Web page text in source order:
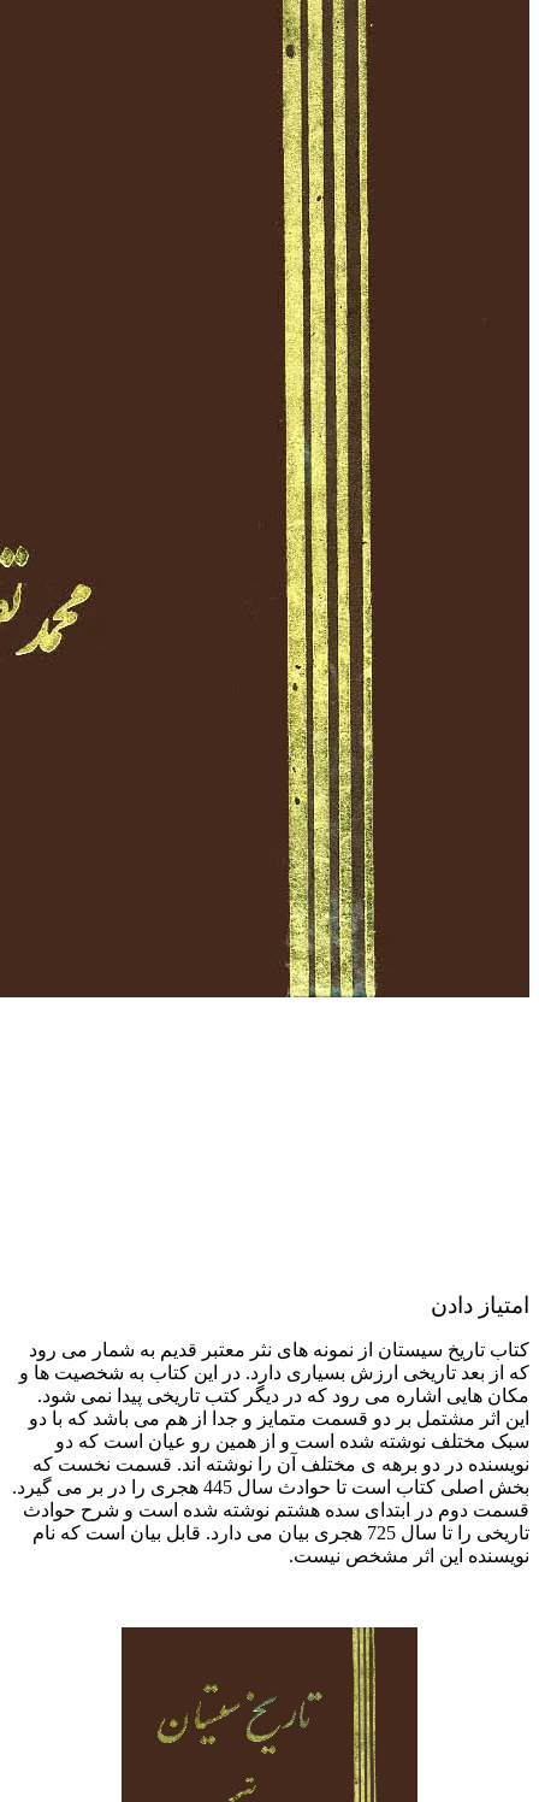
امتیاز دادن
کتاب تاریخ سیستان از نمونه های نثر معتبر قدیم به شمار می رود
که از بعد تاریخی ارزش بسیاری دارد. در این کتاب به شخصیت ها و
مکان هایی اشاره می رود که در دیگر کتب تاریخی پیدا نمی شود.
این اثر مشتمل بر دو قسمت متمایز و جدا از هم می باشد که با دو
سبک مختلف نوشته شده است و از همین رو عیان است که دو
نویسنده در دو برهه ی مختلف آن را نوشته اند. قسمت نخست که
بخش اصلی کتاب است تا حوادث سال 445 هجری را در بر می گیرد.
قسمت دوم در ابتدای سده هشتم نوشته شده است و شرح حوادث
تاریخی را تا سال 725 هجری بیان می دارد. قابل بیان است که نام
نویسنده این اثر مشخص نیست.